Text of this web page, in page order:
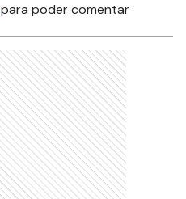
para poder comentar